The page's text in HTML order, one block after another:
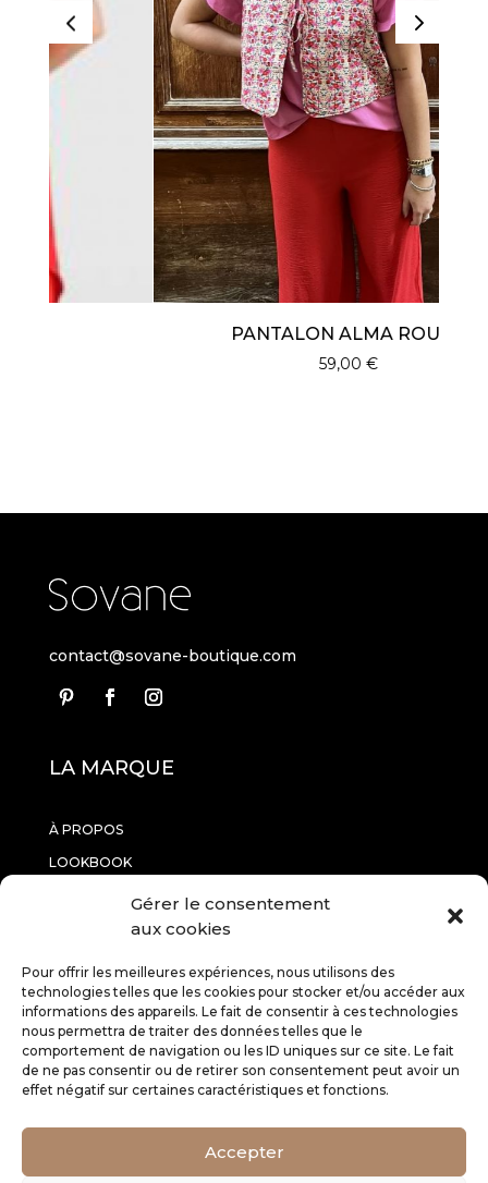
Gérer le consentement
aux cookies
Pour offrir les meilleures expériences, nous utilisons des
technologies telles que les cookies pour stocker et/ou accéder aux
informations des appareils. Le fait de consentir à ces technologies
nous permettra de traiter des données telles que le
comportement de navigation ou les ID uniques sur ce site. Le fait
de ne pas consentir ou de retirer son consentement peut avoir un
effet négatif sur certaines caractéristiques et fonctions.
Accepter
PANTALON ALMA ROUGE
contact@sovane-boutique.com
LA MARQUE
À PROPOS
LOOKBOOK
CONTACTEZ-NOUS
RETOURS
CGV
MENTIONS LÉGALES
SERVICE CLIENT